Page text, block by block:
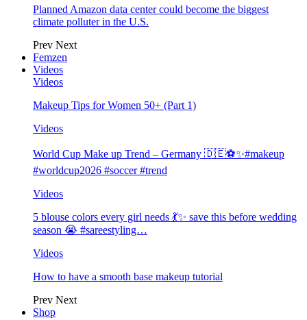
Planned Amazon data center could become the biggest
climate polluter in the U.S.
Prev Next
Femzen
Videos
Videos
Makeup Tips for Women 50+ (Part 1)
Videos
World Cup Make up Trend – Germany 🇩🇪⚽️✨#makeup
#worldcup2026 #soccer #trend
Videos
5 blouse colors every girl needs 💃✨ save this before wedding
season 😭 #sareestyling…
Videos
How to have a smooth base makeup tutorial
Prev Next
Shop